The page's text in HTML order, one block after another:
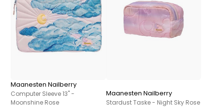
Maanesten Nailberry
Computer Sleeve 13" -
Moonshine Rose
Maanesten Nailberry
Stardust Taske - Night Sky Rose